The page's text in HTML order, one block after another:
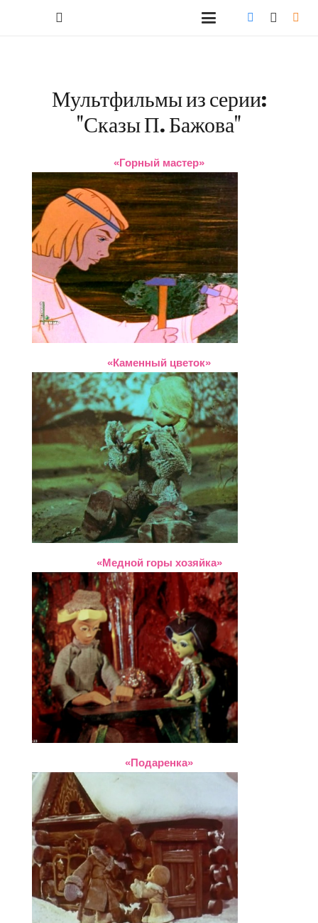
Мультфильмы из серии:
"Сказы П. Бажова"
«Горный мастер»
«Каменный цветок»
«Медной горы хозяйка»
«Подаренка»